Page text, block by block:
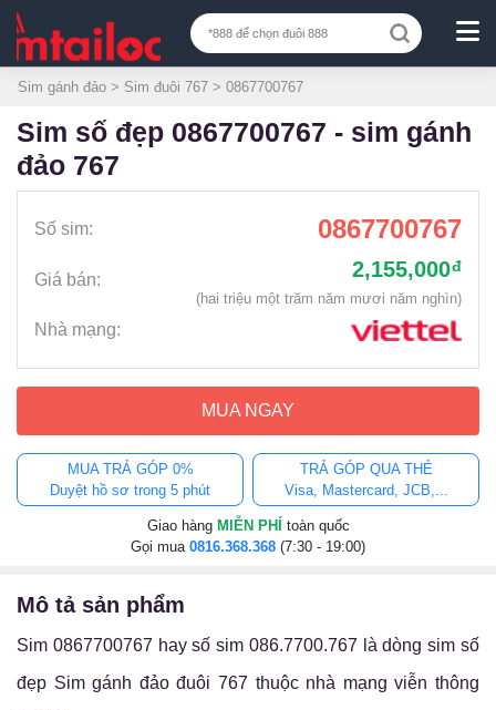
Sim gánh đảo > Sim đuôi 767 > 0867700767
sim số đẹp 0867700767 - sim gánh
đảo 767
Số sim: 0867700767
Giá bán: 2,155,000đ
(hai triệu một trăm năm mươi năm nghìn)
Nhà mạng:
MUA NGAY
MUA TRẢ GÓP 0%
Duyệt hồ sơ trong 5 phút
TRẢ GÓP QUA THẺ
Visa, Mastercard, JCB,...
Giao hàng MIỄN PHÍ toàn quốc
Gọi mua 0816.368.368 (7:30 - 19:00)
mô tả sản phẩm
Sim 0867700767 hay số sim 086.7700.767 là dòng sim số
đẹp Sim gánh đảo đuôi 767 thuộc nhà mạng viễn thông